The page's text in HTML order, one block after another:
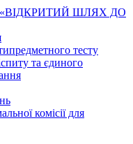
ШЛЯХ ДО
тесту
та єдиного
комісії для